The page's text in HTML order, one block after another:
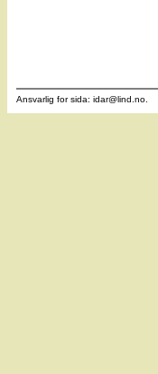
Ansvarlig for sida: idar@lind.no.